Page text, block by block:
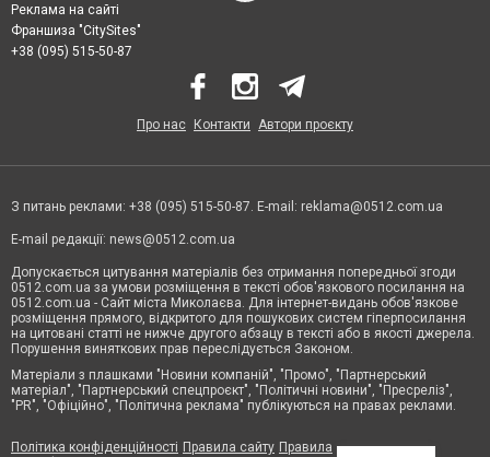
Реклама на сайті
Франшиза "CitySites"
+38 (095) 515-50-87
Про нас Контакти Автори проєкту
З питань реклами: +38 (095) 515-50-87. E-mail: reklama@0512.com.ua
E-mail редакції: news@0512.com.ua
Допускається цитування матеріалів без отримання попередньої згоди
0512.com.ua за умови розміщення в тексті обов'язкового посилання на
0512.com.ua - Сайт міста Миколаєва. Для інтернет-видань обов'язкове
розміщення прямого, відкритого для пошукових систем гіперпосилання
на цитовані статті не нижче другого абзацу в тексті або в якості джерела.
Порушення виняткових прав переслідується Законом.
Матеріали з плашками "Новини компаній", "Промо", "Партнерський
матеріал", "Партнерський спецпроєкт", "Політичні новини", "Пресреліз",
"PR", "Офіційно", "Політична реклама" публікуються на правах реклами.
Політика конфіденційності Правила сайту Правила